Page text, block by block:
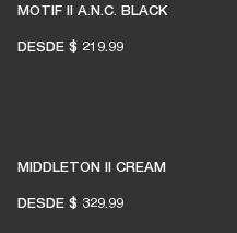
MOTIF II A.N.C. BLACK
DESDE $ 219.99
MIDDLETON II CREAM
DESDE $ 329.99